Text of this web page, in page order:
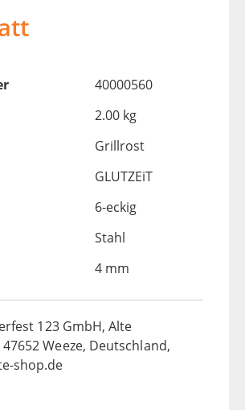
40000560
2.00 kg
Grillrost
GLUTZEiT
6-eckig
Stahl
4 mm
123 GmbH, Alte
Weeze, Deutschland,
shop.de